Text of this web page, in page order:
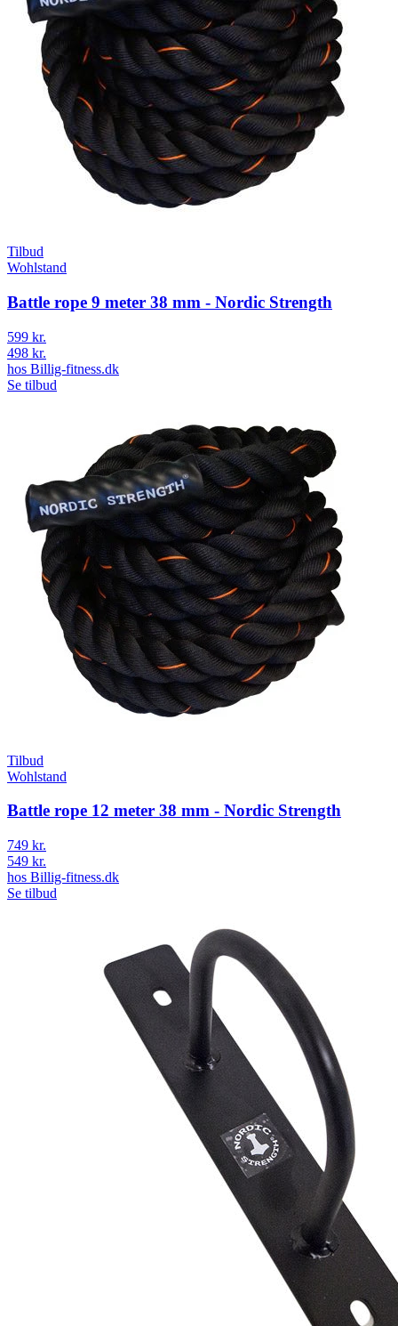
Tilbud
Wohlstand
Battle rope 9 meter 38 mm - Nordic Strength
599 kr.
498 kr.
hos Billig-fitness.dk
Se tilbud
Tilbud
Wohlstand
Battle rope 12 meter 38 mm - Nordic Strength
749 kr.
549 kr.
hos Billig-fitness.dk
Se tilbud